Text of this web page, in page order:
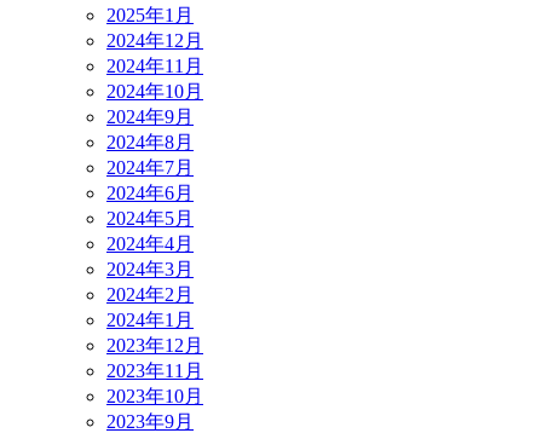
2025年1月
2024年12月
2024年11月
2024年10月
2024年9月
2024年8月
2024年7月
2024年6月
2024年5月
2024年4月
2024年3月
2024年2月
2024年1月
2023年12月
2023年11月
2023年10月
2023年9月